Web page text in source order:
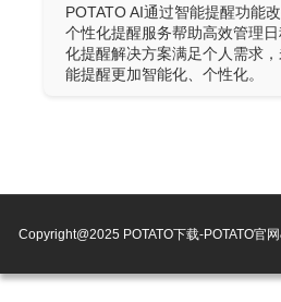
POTATO AI通过智能提醒功能
个性化提醒服务帮助高效管理
化提醒解决方案满足个人需求
能提醒更加智能化、个性化。
Copyright@2025 POTATO下载-POTATO官